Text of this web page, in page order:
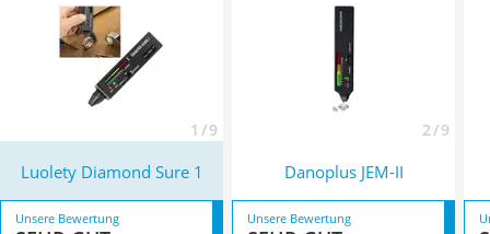
2026 besonders das Modell
Luolety Diamond Sure 1
seinen Eigenschaften.
1 / 9 2 / 9
Luolety Diamond Sure 1 Danoplus JEM-II
Unsere Bewertung Unsere Bewertung